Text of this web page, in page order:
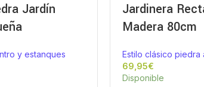
Jardín
y estanques
Jardinera
Madera 80cm
Estilo clásico piedra
€
Disponible